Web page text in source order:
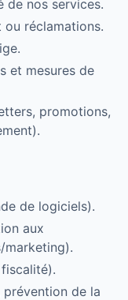
de nos services.
réclamations.
et mesures de
promotions,
de logiciels).
aux
marketing).
de la